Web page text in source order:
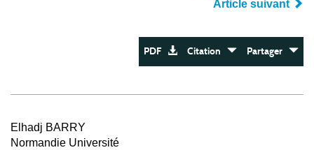
Article suivant
PDF Citation Partager
Elhadj BARRY
Normandie Université